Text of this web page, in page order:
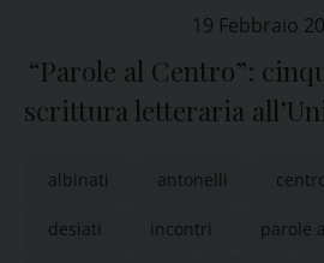
19 Febbraio
“Parole al Centro”:
scrittura letteraria
albinati antonelli
desiati incontri parole